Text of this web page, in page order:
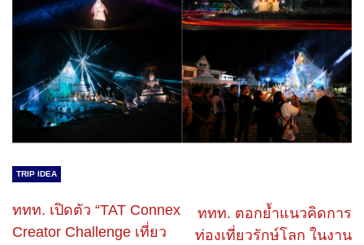
TRIP IDEA
ททท. เปิดตัว “TAT Connex
Creator Challenge เที่ยว
ททท. ตอกย้ำแนวคิดการ
ท่องเที่ยวรักษ์โลก ในงาน